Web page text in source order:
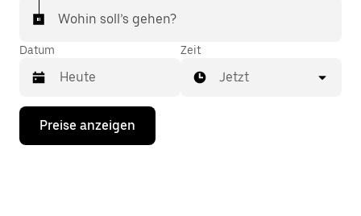
Wohin soll’s gehen?
Datum
Drücke
Nach-
Zeit
Jetzt
Preise anzeigen